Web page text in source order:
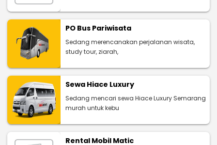
PO Bus Pariwisata
Sedang merencanakan perjalanan wisata,
study tour, ziarah,
Sewa Hiace Luxury
Sedang mencari sewa Hiace Luxury Semarang
murah untuk kebu
Rental Mobil Matic